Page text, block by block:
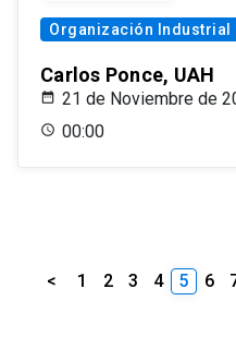
Organización Industrial
Carlos Ponce, UAH
21 de Noviembre de
00:00
< 1 2 3 4 5 6